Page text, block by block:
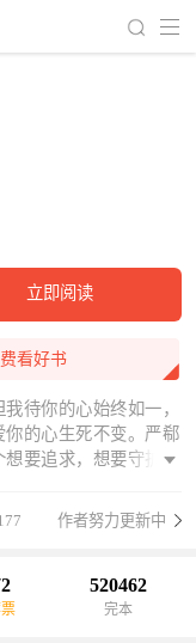
立即阅读
看好书
待你的心始终如一，
的心生死不变。严郗
要追求，想要守护的
起。----------------------
书《穿越之冷男不好
作者努力更新中
520462
完本